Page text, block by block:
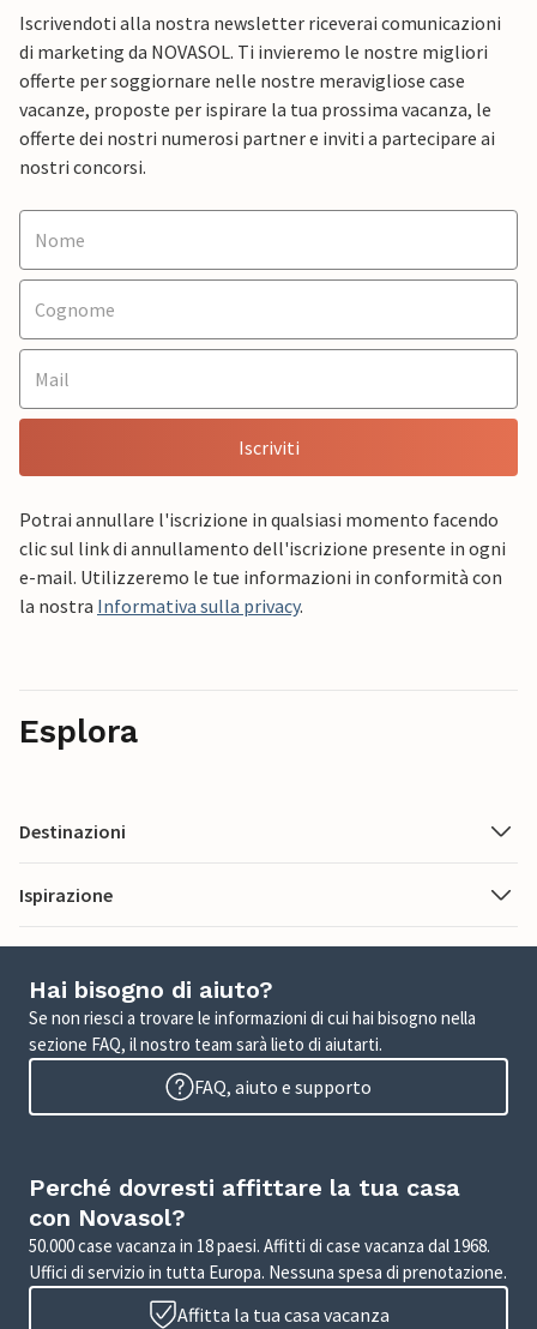
Iscrivendoti alla nostra newsletter riceverai comunicazioni
di marketing da NOVASOL. Ti invieremo le nostre migliori
offerte per soggiornare nelle nostre meravigliose case
vacanze, proposte per ispirare la tua prossima vacanza, le
offerte dei nostri numerosi partner e inviti a partecipare ai
nostri concorsi.
Iscriviti
Potrai annullare l'iscrizione in qualsiasi momento facendo
clic sul link di annullamento dell'iscrizione presente in ogni
e-mail. Utilizzeremo le tue informazioni in conformità con
la nostra Informativa sulla privacy.
Esplora
Destinazioni
Ispirazione
Hai bisogno di aiuto?
Se non riesci a trovare le informazioni di cui hai bisogno nella
sezione FAQ, il nostro team sarà lieto di aiutarti.
FAQ, aiuto e supporto
Perché dovresti affittare la tua casa
con Novasol?
50.000 case vacanza in 18 paesi. Affitti di case vacanza dal 1968.
Uffici di servizio in tutta Europa. Nessuna spesa di prenotazione.
Affitta la tua casa vacanza